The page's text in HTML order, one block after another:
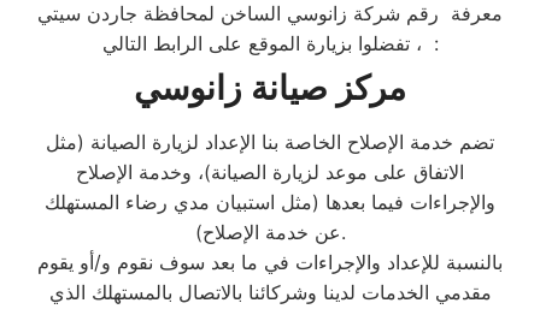
معرفة رقم شركة زانوسي الساخن لمحافظة جاردن سيتي
، تفضلوا بزيارة الموقع على الرابط التالي:
مركز صيانة زانوسي
تضم خدمة الإصلاح الخاصة بنا الإعداد لزيارة الصيانة (مثل
الاتفاق على موعد لزيارة الصيانة)، وخدمة الإصلاح
والإجراءات فيما بعدها (مثل استبيان مدي رضاء المستهلك
عن خدمة الإصلاح).
بالنسبة للإعداد والإجراءات في ما بعد سوف نقوم و/أو يقوم
مقدمي الخدمات لدينا وشركائنا بالاتصال بالمستهلك الذي